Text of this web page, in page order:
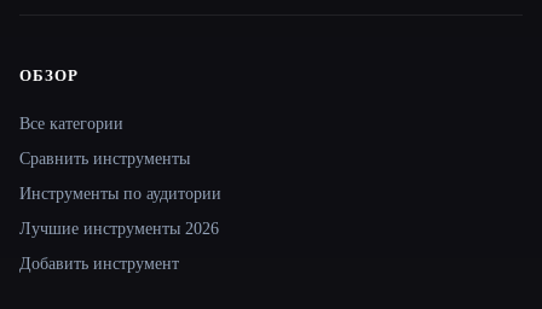
Site navigation
ОБЗОР
Все категории
Сравнить инструменты
Инструменты по аудитории
Лучшие инструменты 2026
Добавить инструмент